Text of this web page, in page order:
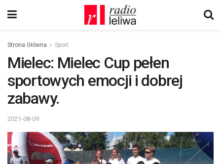
Strona Główna Sport
Mielec: Mielec Cup pełen
sportowych emocji i dobrej
zabawy.
2021-08-09